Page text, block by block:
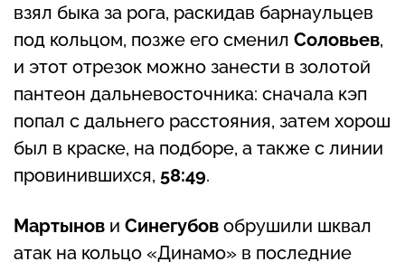
взял быка за рога, раскидав барнаульцев
под кольцом, позже его сменил Соловьев,
и этот отрезок можно занести в золотой
пантеон дальневосточника: сначала кэп
попал с дальнего расстояния, затем хорош
был в краске, на подборе, а также с линии
провинившихся, 58:49.
Мартынов и Синегубов обрушили шквал
атак на кольцо «Динамо» в последние